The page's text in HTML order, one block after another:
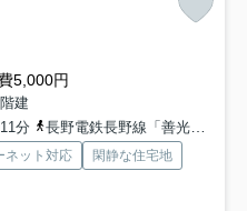
5,000円
建
分
長野電鉄長野線「善光寺下」駅 徒歩15分
ネット対応
閑静な住宅地